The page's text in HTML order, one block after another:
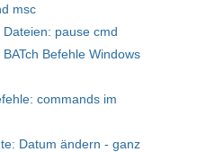
msc
pause cmd
Befehle Windows
commands im
Datum ändern - ganz